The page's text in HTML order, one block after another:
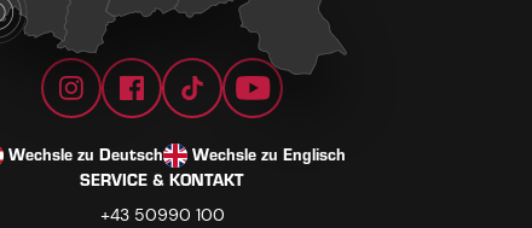
Wechsle zu Deutsch
Wechsle zu Englisch
SERVICE & KONTAKT
+43 50990 100